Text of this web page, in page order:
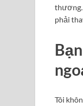
thương.
phải
Tôi